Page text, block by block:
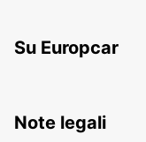
Su Europcar
Note legali